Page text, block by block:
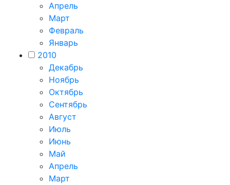
Апрель
Март
Февраль
Январь
2010
Декабрь
Ноябрь
Октябрь
Сентябрь
Август
Июль
Июнь
Май
Апрель
Март